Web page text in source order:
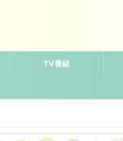
TV番組